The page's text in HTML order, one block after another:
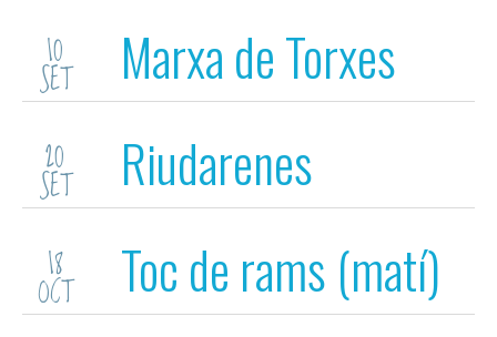
10
SET Marxa de Torxes
20
SET Riudarenes
18
OCT Toc de rams (matí)